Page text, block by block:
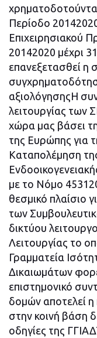
Περίοδο
Επιχειρησιακού
20142020 μέχρι
επανεξετασθεί η
αξιολόγησηςΗ
λειτουργίας των
χώρα μας βάσει
της Ευρώπης για
Καταπολέμηση
με το Νόμο
θεσμικό πλαίσιο
των
δικτύου
Λειτουργίας το
Γραμματεία
Δικαιωμάτων
επιστημονικό
δομών αποτελεί
στην κοινή βάση
οδηγίες της